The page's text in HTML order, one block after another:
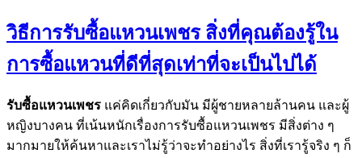
วิธีการรับซื้อแหวนเพชร สิ่งที่คุณต้องรู้ใน
การซื้อแหวนที่ดีที่สุดเท่าที่จะเป็นไปได้
รับซื้อแหวนเพชร แค่คิดเกี่ยวกับมัน มีผู้ชายหลายล้านคน และผู้
หญิงบางคน ที่เน้นหนักเรื่องการรับซื้อแหวนเพชร มีสิ่งต่าง ๆ
มากมายให้ค้นหาและเราไม่รู้ว่าจะทำอย่างไร สิ่งที่เรารู้จริง ๆ ก็